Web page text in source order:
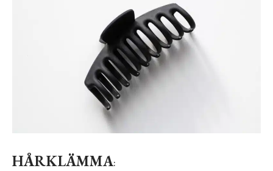
HÅRKLÄMMA: